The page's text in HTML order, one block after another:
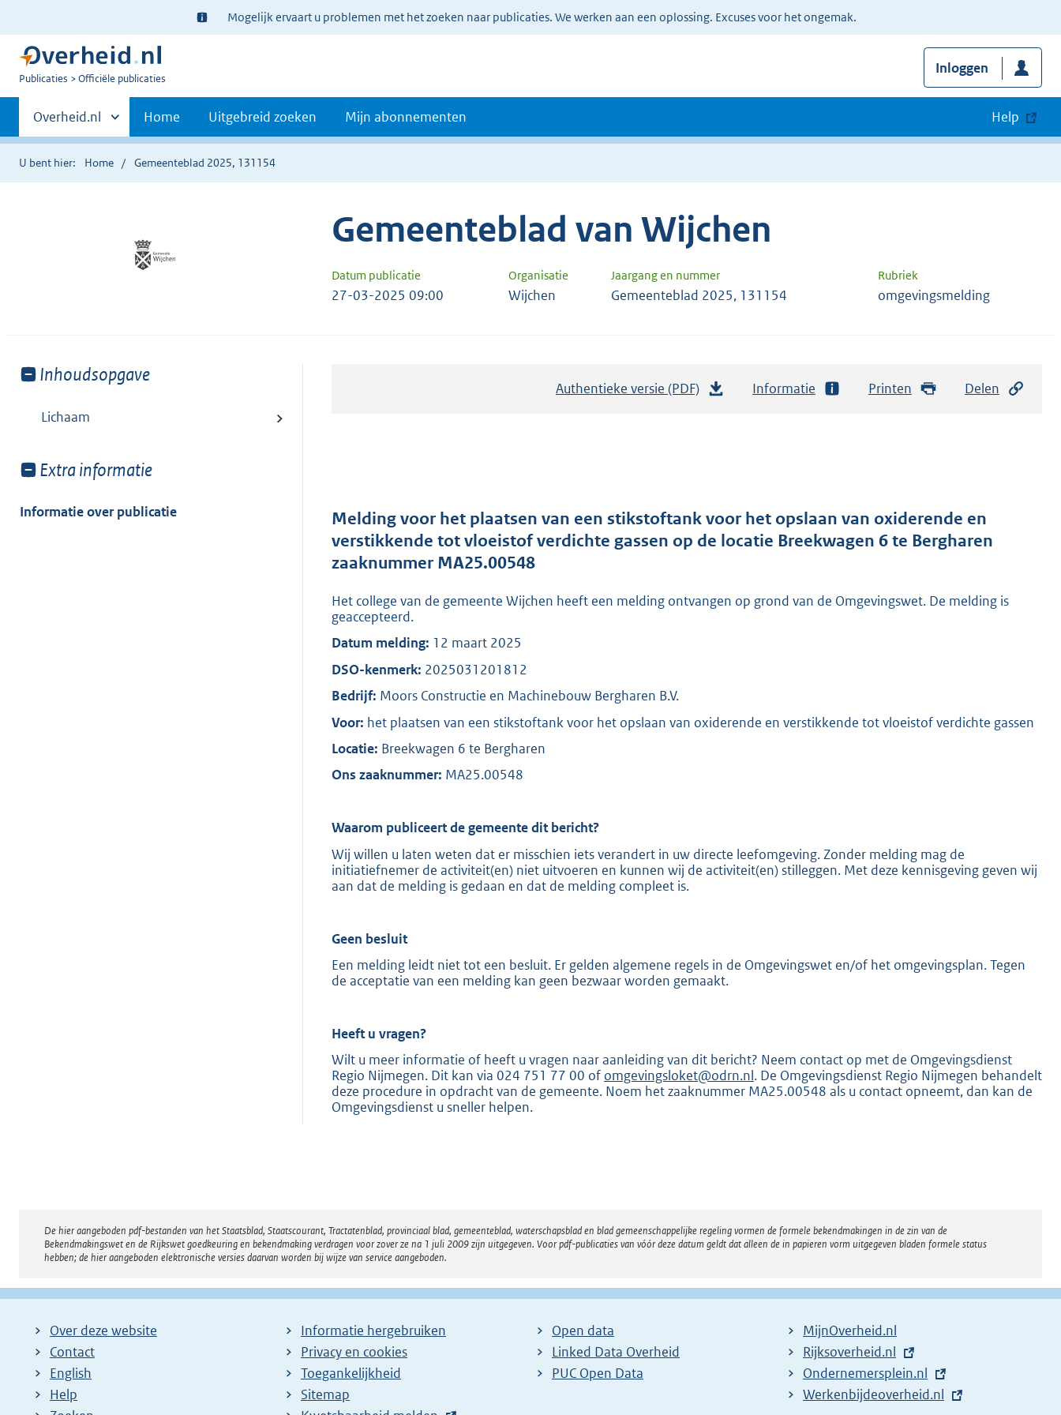
Ter
informatie:
Mogelijk ervaart u problemen met het zoeken naar publicaties. We werken aan een oplossing. Excuses voor het ongemak.
U
Publicaties Officiële publicaties
Inloggen
Primaire
navigatie
Andere
sites
binnen
Overheid.nl Home Uitgebreid zoeken Mijn abonnementen Help
U bent hier: Home Gemeenteblad 2025, 131154
Gemeenteblad van Wijchen
Datum publicatie Organisatie Jaargang en nummer Rubriek
27-03-2025 09:00 Wijchen Gemeenteblad 2025, 131154 omgevingsmelding
Toon
van:
Inhoudsopgave
Lichaam
Toon
van:
Extra informatie
Informatie over publicatie
Authentieke versie (PDF)
d
s
o
8
Informatie Printen Delen
Melding voor het plaatsen van een stikstoftank voor het opslaan van oxiderende en
verstikkende tot vloeistof verdichte gassen op de locatie Breekwagen 6 te Bergharen
zaaknummer MA25.00548
Het college van de gemeente Wijchen heeft een melding ontvangen op grond van de Omgevingswet. De melding is
geaccepteerd.
Datum melding: 12 maart 2025
DSO-kenmerk: 2025031201812
Bedrijf: Moors Constructie en Machinebouw Bergharen B.V.
Voor: het plaatsen van een stikstoftank voor het opslaan van oxiderende en verstikkende tot vloeistof verdichte gassen
Locatie: Breekwagen 6 te Bergharen
Ons zaaknummer: MA25.00548
Waarom publiceert de gemeente dit bericht?
Wij willen u laten weten dat er misschien iets verandert in uw directe leefomgeving. Zonder melding mag de
initiatiefnemer de activiteit(en) niet uitvoeren en kunnen wij de activiteit(en) stilleggen. Met deze kennisgeving geven wij
aan dat de melding is gedaan en dat de melding compleet is.
Geen besluit
Een melding leidt niet tot een besluit. Er gelden algemene regels in de Omgevingswet en/of het omgevingsplan. Tegen
de acceptatie van een melding kan geen bezwaar worden gemaakt.
Heeft u vragen?
Wilt u meer informatie of heeft u vragen naar aanleiding van dit bericht? Neem contact op met de Omgevingsdienst
Regio Nijmegen. Dit kan via 024 751 77 00 of omgevingsloket@odrn.nl. De Omgevingsdienst Regio Nijmegen behandelt
deze procedure in opdracht van de gemeente. Noem het zaaknummer MA25.00548 als u contact opneemt, dan kan de
Omgevingsdienst u sneller helpen.
Disclaimer
De hier aangeboden pdf-bestanden van het Staatsblad, Staatscourant, Tractatenblad, provinciaal blad, gemeenteblad, waterschapsblad en blad gemeenschappelijke regeling vormen de formele bekendmakingen in de zin van de
Bekendmakingswet en de Rijkswet goedkeuring en bekendmaking verdragen voor zover ze na 1 juli 2009 zijn uitgegeven. Voor pdf-publicaties van vóór deze datum geldt dat alleen de in papieren vorm uitgegeven bladen formele status
hebben; de hier aangeboden elektronische versies daarvan worden bij wijze van service aangeboden.
Over deze website
Contact
English
Help
Informatie hergebruiken
Privacy en cookies
Toegankelijkheid
Sitemap
Open data
Linked Data Overheid
PUC Open Data
MijnOverheid.nl
E
x
t
Rijksoverheid.nl
E
x
Ondernemersplein.nl
E
Werkenbijdeoverheid.nl